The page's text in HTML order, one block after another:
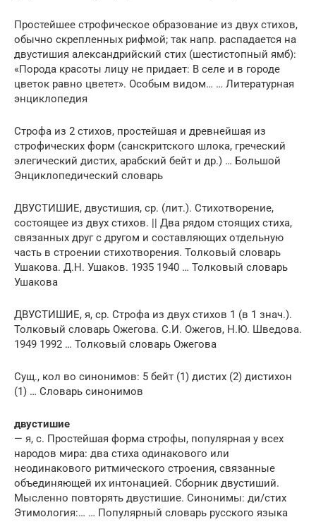
Простейшее строфическое образование из двух стихов,
обычно скрепленных рифмой; так напр. распадается на
двустишия александрийский стих (шестистопный ямб):
«Порода красоты лицу не придает: В селе и в городе
цветок равно цветет». Особым видом… … Литературная
энциклопедия
Строфа из 2 стихов, простейшая и древнейшая из
строфических форм (санскритского шлока, греческий
элегический дистих, арабский бейт и др.) … Большой
Энциклопедический словарь
ДВУСТИШИЕ, двустишия, ср. (лит.). Стихотворение,
состоящее из двух стихов. || Два рядом стоящих стиха,
связанных друг с другом и составляющих отдельную
часть в строении стихотворения. Толковый словарь
Ушакова. Д.Н. Ушаков. 1935 1940 … Толковый словарь
Ушакова
ДВУСТИШИЕ, я, ср. Строфа из двух стихов 1 (в 1 знач.).
Толковый словарь Ожегова. С.И. Ожегов, Н.Ю. Шведова.
1949 1992 … Толковый словарь Ожегова
Сущ., кол во синонимов: 5 бейт (1) дистих (2) дистихон
(1) … Словарь синонимов
двустишие
— я, с. Простейшая форма строфы, популярная у всех
народов мира: два стиха одинакового или
неодинакового ритмического строения, связанные
объединяющей их интонацией. Сборник двустиший.
Мысленно повторять двустишие. Синонимы: ди/стих
Этимология:… … Популярный словарь русского языка